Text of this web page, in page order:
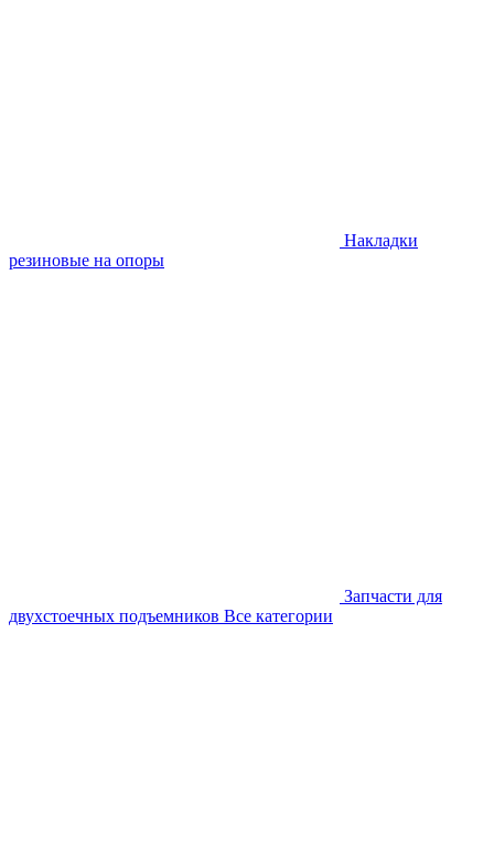
Накладки
резиновые на опоры
Запчасти для
двухстоечных подъемников Все категории